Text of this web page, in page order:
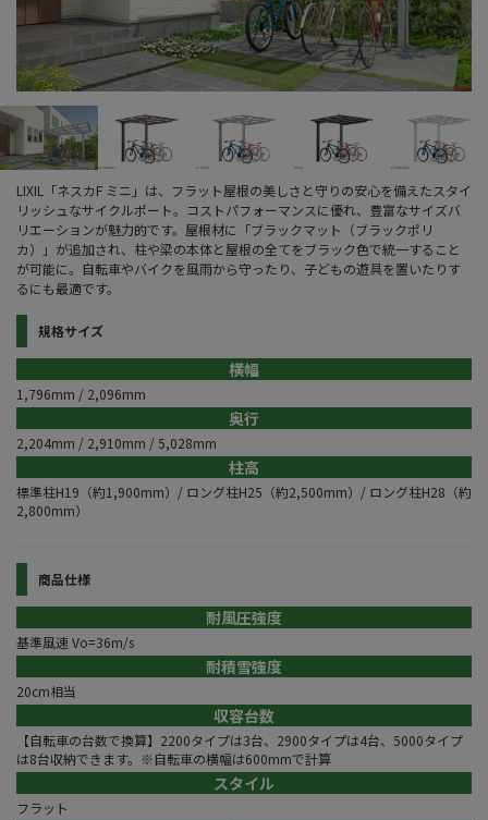
LIXIL「ネスカF ミニ」は、フラット屋根の美しさと守りの安心を備えたスタイ
リッシュなサイクルポート。コストパフォーマンスに優れ、豊富なサイズバ
リエーションが魅力的です。屋根材に「ブラックマット（ブラックポリ
カ）」が追加され、柱や梁の本体と屋根の全てをブラック色で統一すること
が可能に。自転車やバイクを風雨から守ったり、子どもの遊具を置いたりす
るにも最適です。
規格サイズ
横幅
1,796mm / 2,096mm
奥行
2,204mm / 2,910mm / 5,028mm
柱高
標準柱H19（約1,900mm）/ ロング柱H25（約2,500mm）/ ロング柱H28（約
2,800mm）
商品仕様
耐風圧強度
基準風速 Vo=36m/s
耐積雪強度
20cm相当
収容台数
【自転車の台数で換算】2200タイプは3台、2900タイプは4台、5000タイプ
は8台収納できます。※自転車の横幅は600mmで計算
スタイル
フラット